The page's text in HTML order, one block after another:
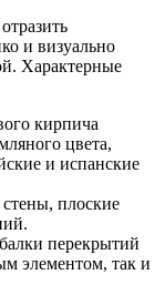
и визуально
Характерные
кирпича
цвета,
и испанские
плоские
перекрытий
элементом, так и